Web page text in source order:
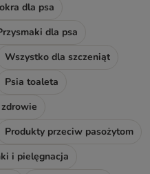
dla psa
dla psa
Wszystko dla szczeniąt
Psia toaleta
Produkty przeciw pasożytom
i pielęgnacja